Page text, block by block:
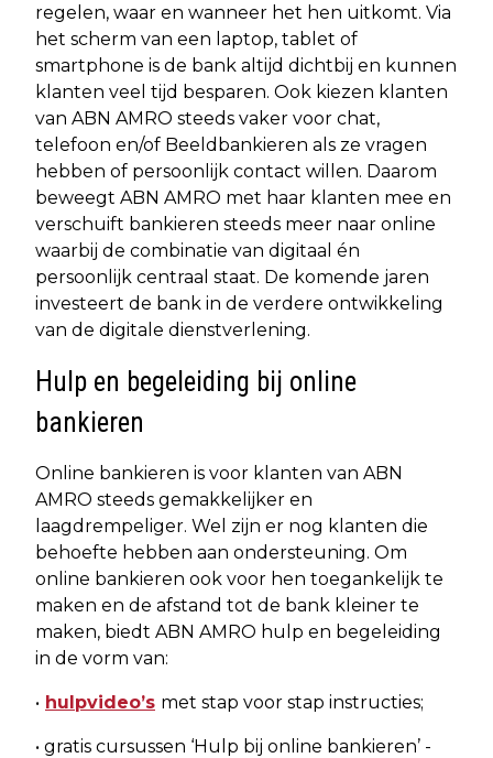
regelen, waar en wanneer het hen uitkomt. Via
het scherm van een laptop, tablet of
smartphone is de bank altijd dichtbij en kunnen
klanten veel tijd besparen. Ook kiezen klanten
van ABN AMRO steeds vaker voor chat,
telefoon en/of Beeldbankieren als ze vragen
hebben of persoonlijk contact willen. Daarom
beweegt ABN AMRO met haar klanten mee en
verschuift bankieren steeds meer naar online
waarbij de combinatie van digitaal én
persoonlijk centraal staat. De komende jaren
investeert de bank in de verdere ontwikkeling
van de digitale dienstverlening.
Hulp en begeleiding bij online
bankieren
Online bankieren is voor klanten van ABN
AMRO steeds gemakkelijker en
laagdrempeliger. Wel zijn er nog klanten die
behoefte hebben aan ondersteuning. Om
online bankieren ook voor hen toegankelijk te
maken en de afstand tot de bank kleiner te
maken, biedt ABN AMRO hulp en begeleiding
in de vorm van:
• hulpvideo’s met stap voor stap instructies;
• gratis cursussen ‘Hulp bij online bankieren’ -